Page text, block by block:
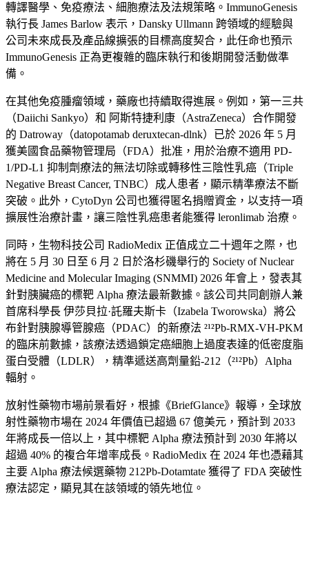
轉譯醫學、免疫療法、細胞療法及法規策略。ImmunoGenesis
執行長 James Barlow 表示，Dansky Ullmann 跨領域的經驗與
公司未來成長及產品線擴張的目標高度契合，此任命也預示
ImmunoGenesis 正為更複雜的臨床執行和後期開發活動做準
備。
在其他免疫腫瘤領域，藥廠也持續取得進展。例如，第一三共
（Daiichi Sankyo）和 阿斯特捷利康（AstraZeneca）合作開發
的 Datroway（datopotamab deruxtecan-dlnk）已於 2026 年 5 月
獲美國食品藥物管理局（FDA）批准，用於治療不適用 PD-
1/PD-L1 抑制劑療法的無法切除或轉移性三陰性乳癌（Triple
Negative Breast Cancer, TNBC）成人患者，顯示精準療法不斷
突破。此外，CytoDyn 公司也獲得匿名捐贈資金，以支持一項
擴展性治療計畫，讓三陰性乳癌患者能獲得 leronlimab 治療。
同時，生物科技公司 RadioMedix 正值成立二十週年之際，也
將在 5 月 30 日至 6 月 2 日於洛杉磯舉行的 Society of Nuclear
Medicine and Molecular Imaging (SNMMI) 2026 年會上，發表其
針對胰臟癌的標靶 Alpha 療法最新數據。該公司共同創辦人兼
首席科學長 伊莎貝拉·託羅夫斯卡（Izabela Tworowska）將公
布針對胰腺導管腺癌（PDAC）的新療法 ²¹²Pb-RMX-VH-PKM
的臨床前數據，該療法透過鎖定癌細胞上過度表達的低密度脂
蛋白受體（LDLR），精準遞送高劑量鉛-212（²¹²Pb）Alpha
輻射。
放射性藥物市場前景看好，根據《BriefGlance》報導，全球放
射性藥物市場在 2024 年價值已超過 67 億美元，預計到 2033
年將成長一倍以上，其中標靶 Alpha 療法預計到 2030 年將以
超過 40% 的複合年增率成長。RadioMedix 在 2024 年也憑藉其
主要 Alpha 療法候選藥物 212Pb-Dotamtate 獲得了 FDA 突破性
療法認定，顯見其在該領域的領先地位。